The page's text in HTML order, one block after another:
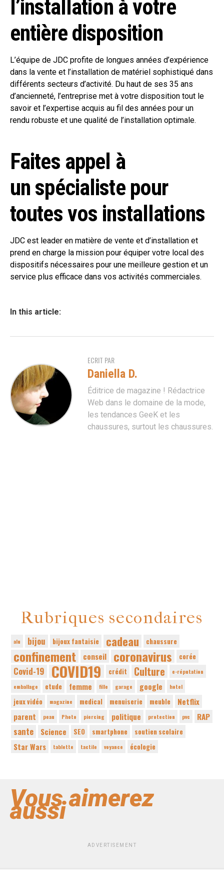
l’installation à votre
entière disposition
L’équipe de JDC profite de longues années d’expérience
dans la vente et l’installation de matériel sophistiqué dans
différents secteurs d’activité. Du haut de ses 35 ans
d’ancienneté, l’entreprise met à votre disposition tout le
savoir et l’expertise acquis au fil des années pour un
rendu robuste et une qualité de l’installation optimale.
Faites appel à
un spécialiste pour
toutes vos installations
JDC est leader en matière de vente et d’installation et
prend en charge la mission pour équiper votre local des
dispositifs nécessaires pour une meilleure gestion et un
service plus efficace dans vos activités commerciales.
In this article:
ECRIT PAR
Daniella D.
Éditrice de magazine ! Rédactrice
Web dans le domaine de la mode,
les tendances GeeK et les
chaussures, surtout les chaussures.
Rubriques secondaires
alu bijou bijoux fantaisie cadeau chaussure
confinement conseil coronavirus corée
Covid-19 COVID19 crédit Culture
e-réputation
emballage
etude femme fille garage google hotel
jeux vidéo magazine medical menuiserie meuble
Netflix
parent
peau Photo piercing politique protection pvc RAP
sante Science SEO smartphone soutien scolaire
Star Wars tablette tactile voyance écologie
Vous aimerez
aussi
ADVERTISEMENT